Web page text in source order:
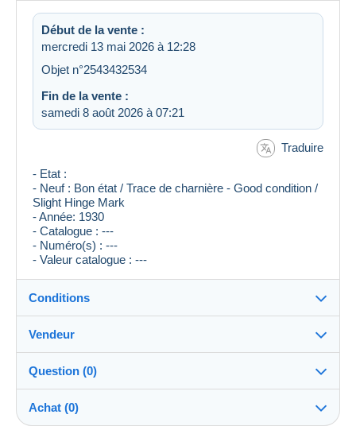
Début de la vente :
mercredi 13 mai 2026 à 12:28
Objet n°2543432534
Fin de la vente :
samedi 8 août 2026 à 07:21
Traduire
- Etat :
- Neuf : Bon état / Trace de charnière - Good condition /
Slight Hinge Mark
- Année: 1930
- Catalogue : ---
- Numéro(s) : ---
- Valeur catalogue : ---
Conditions
Destination :
Voir la liste des pays
Expédition :
Envoi après paiement
Vendeur
posty100%(15910x)
Question (0)
Achat (0)